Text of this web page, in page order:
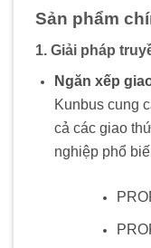
Sản phẩm
1. Giải pháp
Ngăn xếp
Kunbus cung
cả các giao
nghiệp phổ